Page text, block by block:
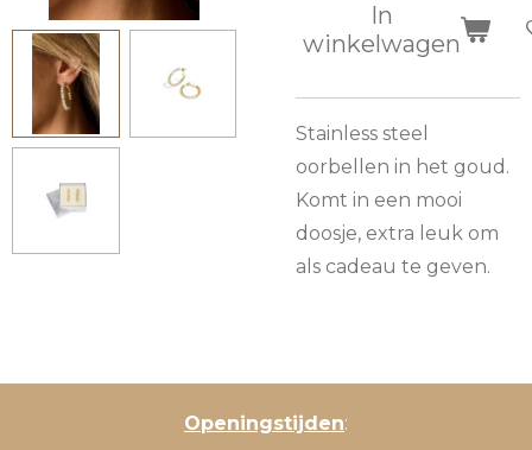
In
winkelwagen
Stainless steel
oorbellen in het goud.
Komt in een mooi
doosje, extra leuk om
als cadeau te geven.
Openingstijden: